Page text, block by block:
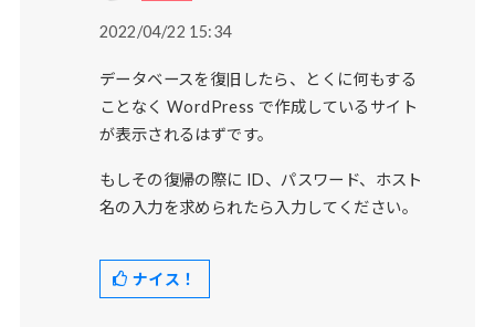
2022/04/22 15:34
データベースを復旧したら、とくに何もする
ことなく WordPress で作成しているサイト
が表示されるはずです。
もしその復帰の際に ID、パスワード、ホスト
名の入力を求められたら入力してください。
ナイス！